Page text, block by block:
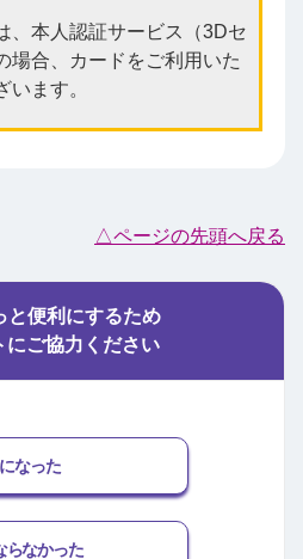
、本人認証サービス（3Dセ
場合、カードをご利用いた
います。
△ページの先頭へ戻る
と便利にするため
にご協力ください
なった
らなかった